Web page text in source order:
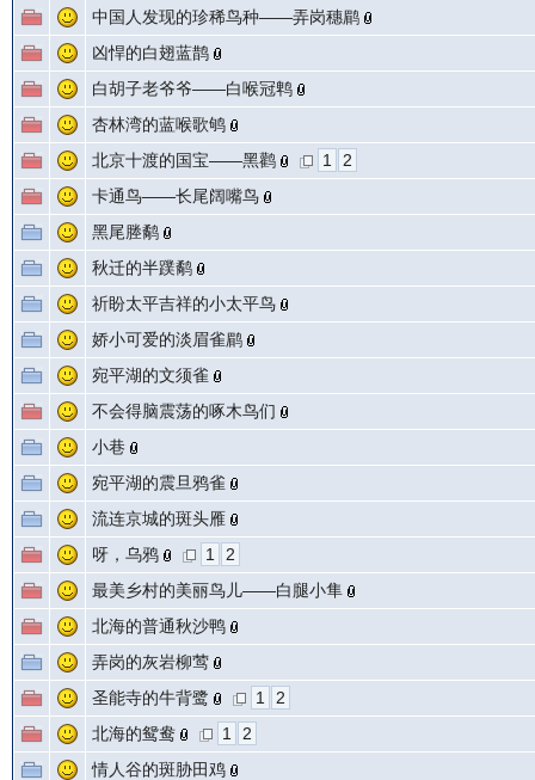
中国人发现的珍稀鸟种——弄岗穗鹛
凶悍的白翅蓝鹊
白胡子老爷爷——白喉冠鹎
杏林湾的蓝喉歌鸲
北京十渡的国宝——黑鹳
1
2
卡通鸟——长尾阔嘴鸟
黑尾塍鹬
秋迁的半蹼鹬
祈盼太平吉祥的小太平鸟
娇小可爱的淡眉雀鹛
宛平湖的文须雀
不会得脑震荡的啄木鸟们
小巷
宛平湖的震旦鸦雀
流连京城的斑头雁
呀，乌鸦
1
2
最美乡村的美丽鸟儿——白腿小隼
北海的普通秋沙鸭
弄岗的灰岩柳莺
圣能寺的牛背鹭
1
2
北海的鸳鸯
1
2
情人谷的斑胁田鸡